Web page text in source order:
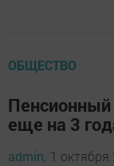
ОБЩЕСТВО
Пенсионный
еще на 3
admin, 1 октября